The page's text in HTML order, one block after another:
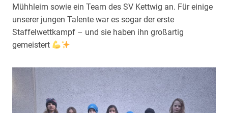
Mühhleim sowie ein Team des SV Kettwig an. Für einige
unserer jungen Talente war es sogar der erste
Staffelwettkampf – und sie haben ihn großartig
gemeistert